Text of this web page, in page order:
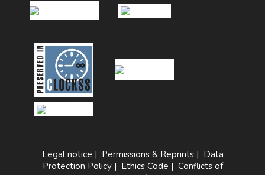
Legal notice | Permissions & Reprints| Data
Protection Policy| Ethics Code | Conflicts of